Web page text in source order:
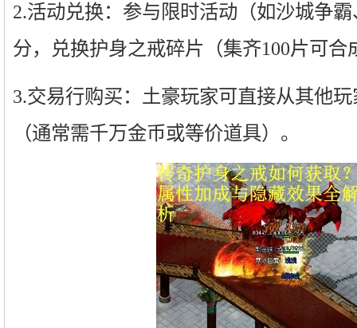
2.活动兑换：参与限时活动（如沙城争
分，兑换护身之戒碎片（集齐100片可合
3.交易行购买：土豪玩家可直接从其他
（通常需千万金币或等价道具）。